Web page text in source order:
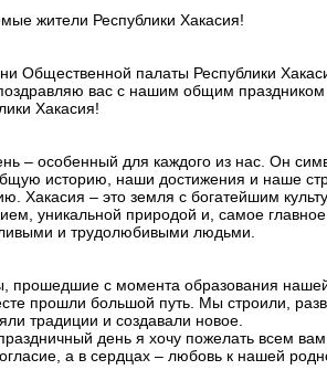
жители Республики Хакасия!
Общественной палаты Республики
вас с нашим общим
Хакасия!
– особенный для каждого из нас. Он
историю, наши достижения и наше
Хакасия – это земля с богатейшим
уникальной природой и, самое
и трудолюбивыми людьми.
прошедшие с момента образования нашей
прошли большой путь. Мы строили,
традиции и создавали новое.
день я хочу пожелать всем вам
а в сердцах – любовь к нашей